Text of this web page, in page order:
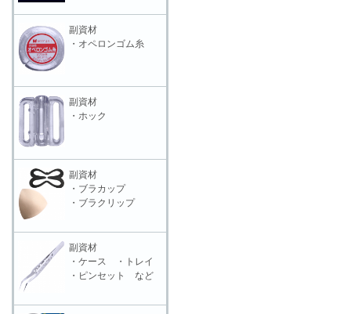
副資材
・オペロンゴム糸
副資材
・ホック
副資材
・ブラカップ
・ブラクリップ
副資材
・ケース ・トレイ
・ピンセット など